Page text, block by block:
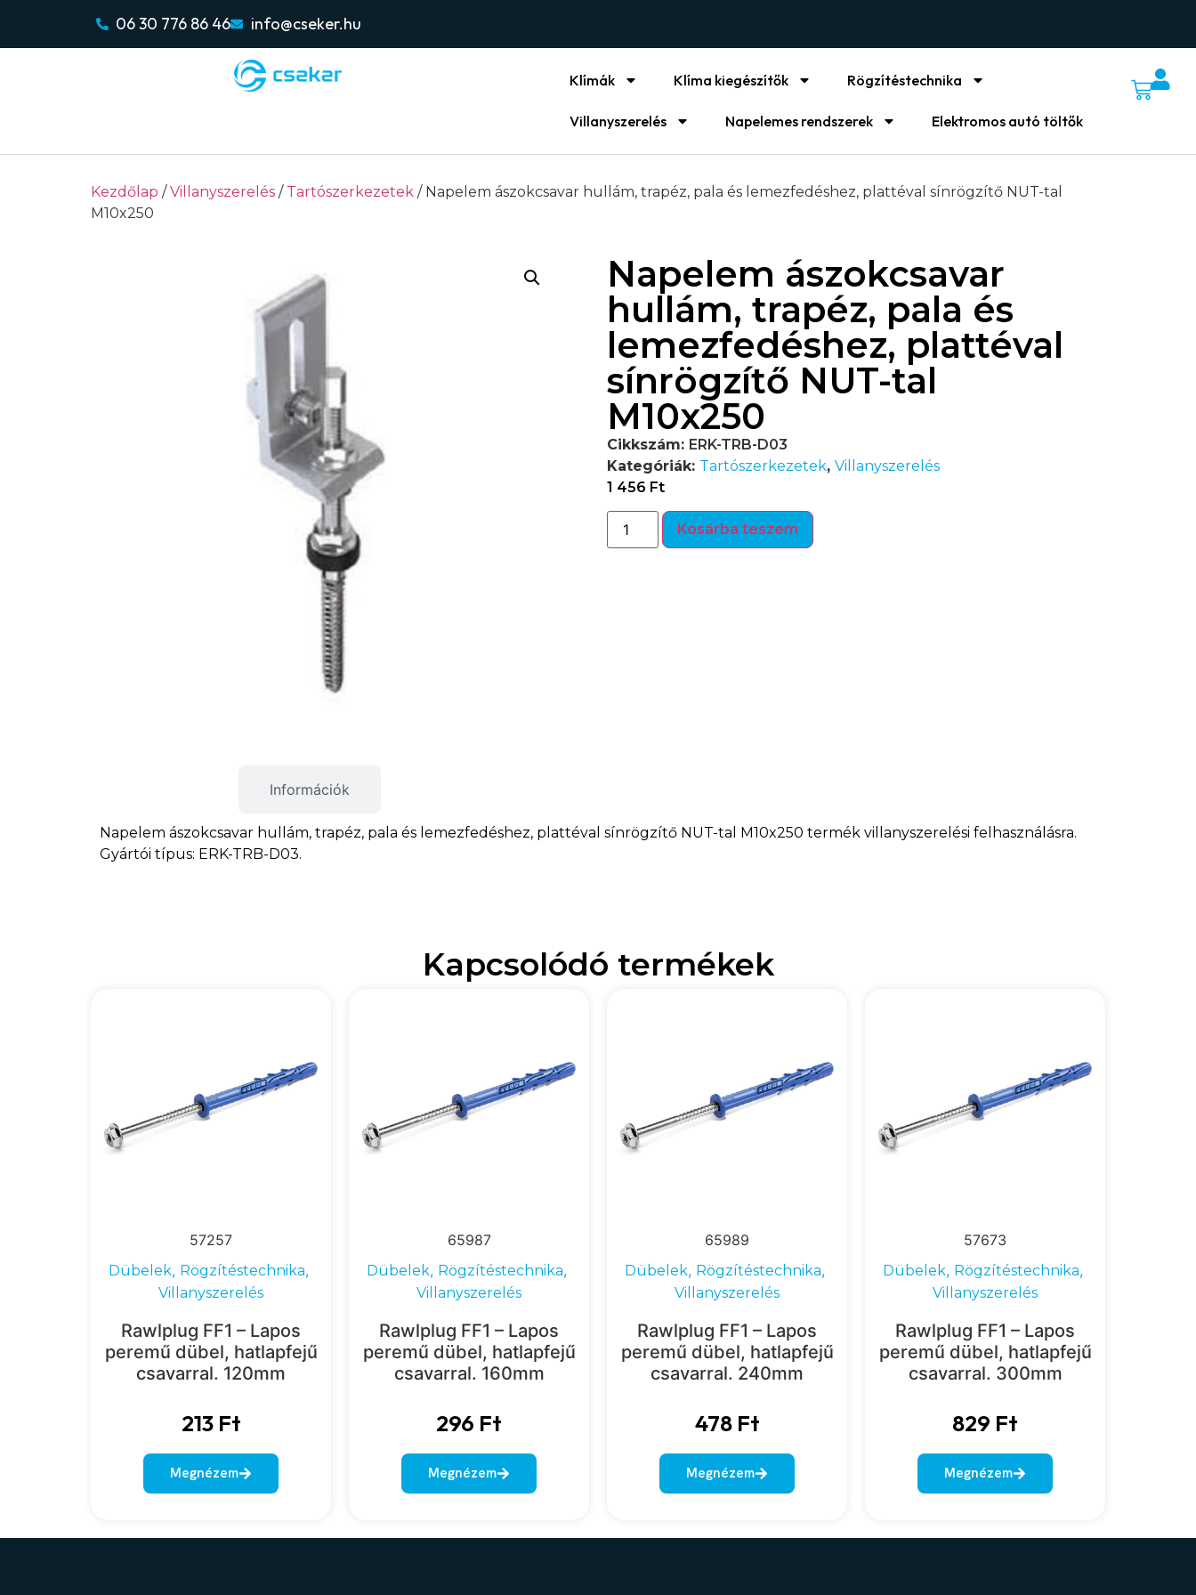
06 30 776 86 46 info@cseker.hu
Klímák Klíma kiegészítők Rögzítéstechnika
Villanyszerelés Napelemes rendszerek Elektromos autó töltők
Kezdőlap /Villanyszerelés / Tartószerkezetek / Napelem ászokcsavar hullám, trapéz, pala és lemezfedéshez, plattéval sínrögzítő NUT-tal
M10x250
Napelem ászokcsavar
hullám, trapéz, pala és
lemezfedéshez, plattéval
sínrögzítő NUT-tal
M10x250
Cikkszám: ERK-TRB-D03
Kategóriák: Tartószerkezetek, Villanyszerelés
1 456 Ft
Kosárba teszem
Információk
Napelem ászokcsavar hullám, trapéz, pala és lemezfedéshez, plattéval sínrögzítő NUT-tal M10x250 termék villanyszerelési felhasználásra.
Gyártói típus: ERK-TRB-D03.
Kapcsolódó termékek
57257
Dübelek, Rögzítéstechnika,
Villanyszerelés
Rawlplug FF1 – Lapos
peremű dübel, hatlapfejű
csavarral. 120mm
213 Ft
Megnézem
65987
Dübelek, Rögzítéstechnika,
Villanyszerelés
Rawlplug FF1 – Lapos
peremű dübel, hatlapfejű
csavarral. 160mm
296 Ft
Megnézem
65989
Dübelek, Rögzítéstechnika,
Villanyszerelés
Rawlplug FF1 – Lapos
peremű dübel, hatlapfejű
csavarral. 240mm
478 Ft
Megnézem
57673
Dübelek, Rögzítéstechnika,
Villanyszerelés
Rawlplug FF1 – Lapos
peremű dübel, hatlapfejű
csavarral. 300mm
829 Ft
Megnézem